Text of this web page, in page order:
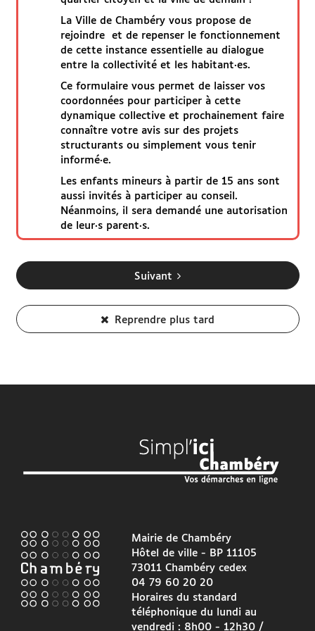
Je paie ma facture en ligne
Besoin d'aide
RDV France Services
SITES UTILES
Espace famille
chambery.fr
La Ville de Chambéry vous propose de
rejoindre et de repenser le fonctionnement
de cette instance essentielle au dialogue
entre la collectivité et les habitant·es.
Ce formulaire vous permet de laisser vos
coordonnées pour participer à cette
dynamique collective et prochainement faire
connaître votre avis sur des projets
structurants ou simplement vous tenir
informé·e.
Les enfants mineurs à partir de 15 ans sont
aussi invités à participer au conseil.
Néanmoins, il sera demandé une autorisation
de leur·s parent·s.
Suivant
Reprendre plus tard
Mairie de Chambéry
Hôtel de ville - BP 11105
73011 Chambéry cedex
04 79 60 20 20
Horaires du standard
téléphonique du lundi au
vendredi : 8h00 - 12h30 /